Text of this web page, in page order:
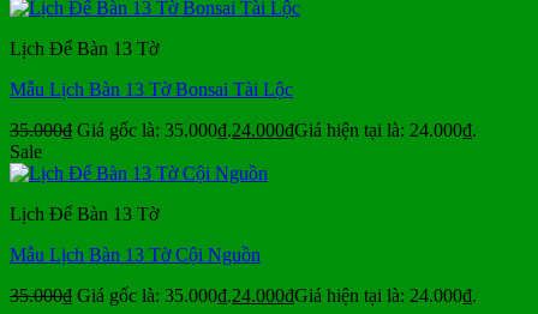
Lịch Để Bàn 13 Tờ
Mẫu Lịch Bàn 13 Tờ Bonsai Tài Lộc
35.000₫ Giá gốc là: 35.000₫.24.000₫Giá hiện tại là: 24.000₫.
Sale
Lịch Để Bàn 13 Tờ
Mẫu Lịch Bàn 13 Tờ Cội Nguồn
35.000₫ Giá gốc là: 35.000₫.24.000₫Giá hiện tại là: 24.000₫.